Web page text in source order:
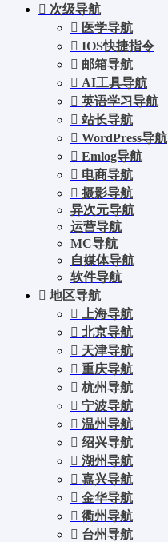
次级导航
医学导航
IOS快捷指令
邮箱导航
AI工具导航
英语学习导航
站长导航
WordPress导航
Emlog导航
电商导航
摄影导航
异次元导航
运营导航
MC导航
自媒体导航
软件导航
地区导航
上海导航
北京导航
天津导航
重庆导航
杭州导航
宁波导航
温州导航
绍兴导航
湖州导航
嘉兴导航
金华导航
衢州导航
台州导航